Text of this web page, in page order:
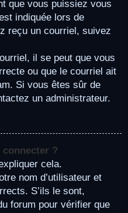
que vous puissiez vous
indiquée lors de
reçu un courriel, suivez
il se peut que vous
ou que le courriel ait
Si vous êtes sûr de
un administrateur.
connecter ?
cela.
nom d’utilisateur et
S’ils le sont,
forum pour vérifier que